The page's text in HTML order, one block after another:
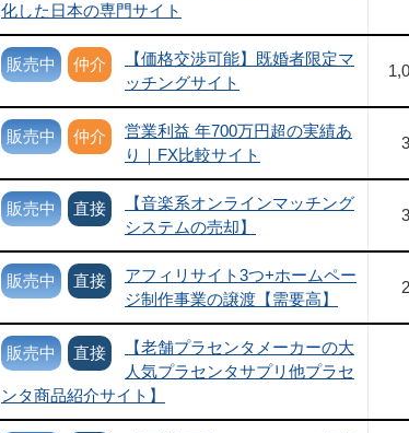
化した日本の専門サイト
販売中 仲介
【価格交渉可能】既婚者限定マ
ッチングサイト
販売中 仲介
営業利益 年700万円超の実績あ
り｜FX比較サイト
販売中 直接
【音楽系オンラインマッチング
システムの売却】
販売中 直接
アフィリサイト3つ+ホームペー
ジ制作事業の譲渡【需要高】
販売中 直接
【老舗プラセンタメーカーの大
人気プラセンタサプリ他プラセ
ンタ商品紹介サイト】